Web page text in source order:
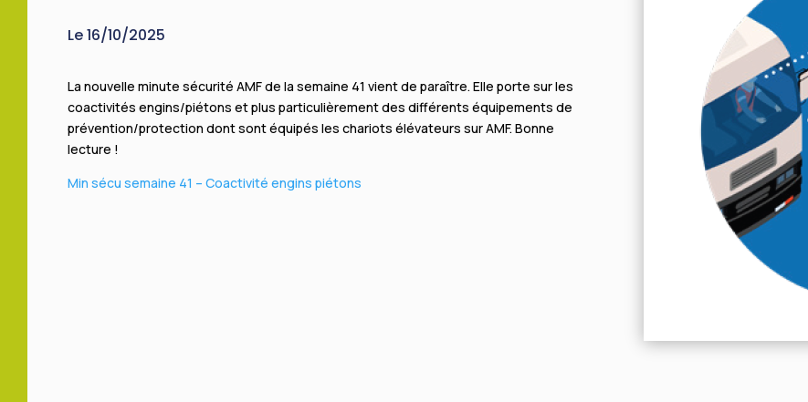
Le 16/10/2025
La nouvelle minute sécurité AMF de la semaine 41 vient de paraître. Elle porte sur les
coactivités engins/piétons et plus particulièrement des différents équipements de
prévention/protection dont sont équipés les chariots élévateurs sur AMF. Bonne
lecture !
Min sécu semaine 41 – Coactivité engins piétons